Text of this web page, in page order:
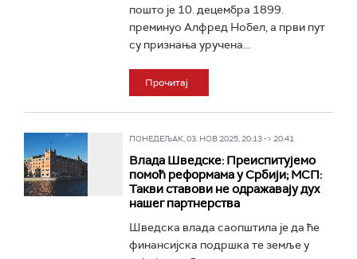
пошто је 10. децембра 1899.
преминуо Алфред Нобел, а први пут
су признања уручена...
Прочитај
ПОНЕДЕЉАК, 03. НОВ 2025, 20:13 -> 20:41
Влада Шведске: Преиспитујемо
помоћ реформама у Србији; МСП:
Такви ставови не одражавају дух
нашег партнерства
Шведска влада саопштила је да ће
финансијска подршка те земље у